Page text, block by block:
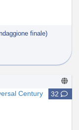
finale)
32